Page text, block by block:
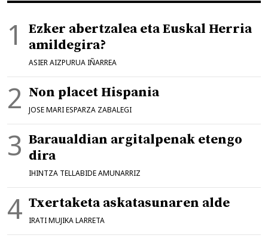
Ezker abertzalea eta Euskal Herria
amildegira?
ASIER AIZPURUA IÑARREA
Non placet Hispania
JOSE MARI ESPARZA ZABALEGI
Baraualdian argitalpenak etengo
dira
IHINTZA TELLABIDE AMUNARRIZ
Txertaketa askatasunaren alde
IRATI MUJIKA LARRETA